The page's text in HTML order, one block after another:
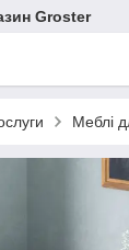
Groster
Меблі